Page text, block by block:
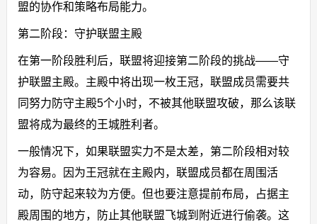
盟的协作和策略布局能力。
第二阶段：守护联盟主殿
在第一阶段胜利后，联盟将迎接第二阶段的挑战——守
护联盟主殿。主殿中将出现一枚王冠，联盟成员需要共
同努力防守主殿5个小时，不被其他联盟攻破，那么该联
盟将成为最终的王城胜利者。
一般情况下，如果联盟实力不是太差，第二阶段相对较
为容易。因为王冠就在主殿内，联盟成员都在周围活
动，防守起来较为方便。但也要注意提前布局，占据主
殿周围的地方，防止其他联盟飞城到附近进行偷袭。这